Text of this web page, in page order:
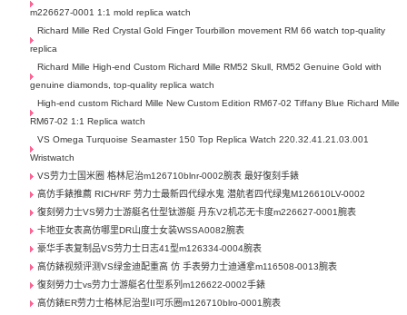
m226627-0001 1:1 mold replica watch
Richard Mille Red Crystal Gold Finger Tourbillon movement RM 66 watch top-quality
replica
Richard Mille High-end Custom Richard Mille RM52 Skull, RM52 Genuine Gold with
genuine diamonds, top-quality replica watch
High-end custom Richard Mille New Custom Edition RM67-02 Tiffany Blue Richard Mille
RM67-02 1:1 Replica watch
VS Omega Turquoise Seamaster 150 Top Replica Watch 220.32.41.21.03.001
Wristwatch
VS劳力士国米圈 格林尼治m126710blnr-0002腕表 最好復刻手錶
高仿手錶推薦 RICH/RF 劳力士最新四代绿水鬼 潜航者四代绿鬼M126610LV-0002
復刻勞力士VS勞力士游艇名仕型钛游艇 丹东V2机芯无卡度m226627-0001腕表
卡地亚女表高仿哪里DR山度士女装WSSA0082腕表
豪华手表复制品VS劳力士日志41型m126334-0004腕表
高仿錶视频评测VS绿金迪配重高 仿 手表勞力士迪通拿m116508-0013腕表
復刻勞力士vs劳力士游艇名仕型系列m126622-0002手錶
高仿錶ER劳力士格林尼治型II可乐圈m126710blro-0001腕表